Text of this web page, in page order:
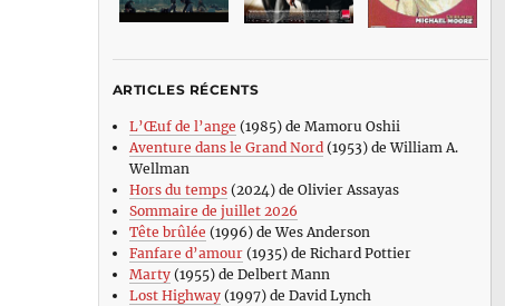
ARTICLES RÉCENTS
L’Œuf de l’ange (1985) de Mamoru Oshii
Aventure dans le Grand Nord(1953) de William A.
Wellman
Hors du temps(2024) de Olivier Assayas
Sommaire de juillet 2026
Tête brûlée (1996) de Wes Anderson
Fanfare d’amour(1935) de Richard Pottier
Marty(1955) de Delbert Mann
Lost Highway(1997) de David Lynch